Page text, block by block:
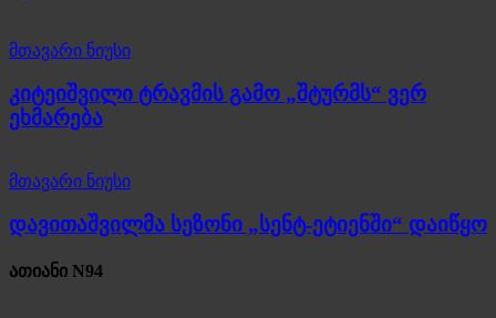
მთავარი ნიუსი
კიტეიშვილი ტრავმის გამო „შტურმს“ ვერ
ეხმარება
მთავარი ნიუსი
დავითაშვილმა სეზონი „სენტ-ეტიენში“ დაიწყო
ათიანი N94